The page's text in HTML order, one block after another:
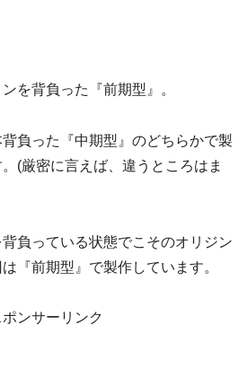
を背負った『前期型』。
負った『中期型』のどちらかで製
(厳密に言えば、違うところはま
負っている状態でこそのオリジン
『前期型』で製作しています。
ポンサーリンク